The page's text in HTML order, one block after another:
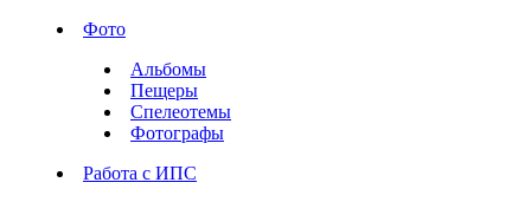
Фото
Альбомы
Пещеры
Спелеотемы
Фотографы
Работа с ИПС